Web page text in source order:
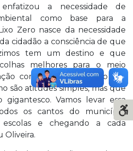
enfatizou a necessidade de
como base para a
Zero nasce da necessidade
cidadão a consciência de que
tem um destino e que
melhores para o meio
correta, a reutilização e a
são atitudes simples, mas que
Vamos levar essa
os cantos do município,
escolas e chegando a cada
Oliveira.